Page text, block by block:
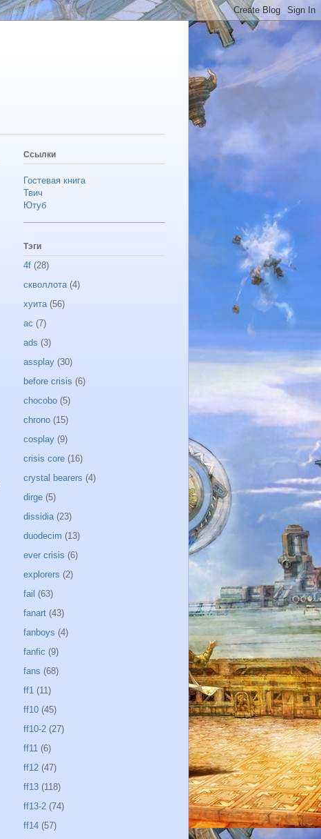
Ссылки
Гостевая книга
Твич
Ютуб
Тэги
4f (28)
скволлота (4)
хуита (56)
ac (7)
ads (3)
assplay (30)
before crisis (6)
chocobo (5)
chrono (15)
cosplay (9)
crisis core (16)
crystal bearers (4)
dirge (5)
dissidia (23)
duodecim (13)
ever crisis (6)
explorers (2)
fail (63)
fanart (43)
fanboys (4)
fanfic (9)
fans (68)
ff1 (11)
ff10 (45)
ff10-2 (27)
ff11 (6)
ff12 (47)
ff13 (118)
ff13-2 (74)
ff14 (57)